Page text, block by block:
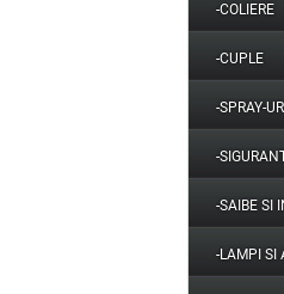
-COLIERE
-CUPLE
-SPRAY-URI
-
-SAIBE SI
-LAMPI SI